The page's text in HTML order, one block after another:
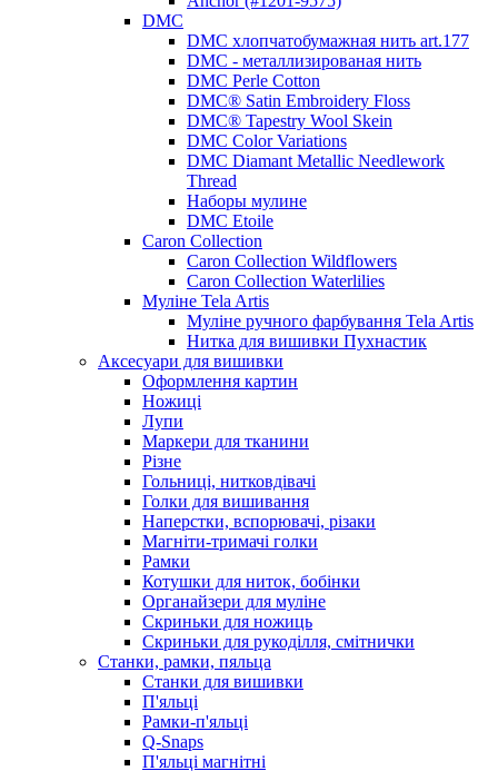
DMC
DMC хлопчатобумажная нить art.177
DMC - металлизированая нить
DMC Perle Cotton
DMC® Satin Embroidery Floss
DMC® Tapestry Wool Skein
DMC Color Variations
DMC Diamant Metallic Needlework
Thread
Наборы мулине
DMC Etoile
Caron Collection
Caron Collection Wildflowers
Caron Collection Waterlilies
Муліне Tela Artis
Муліне ручного фарбування Tela Artis
Нитка для вишивки Пухнастик
Аксесуари для вишивки
Оформлення картин
Ножиці
Лупи
Маркери для тканини
Різне
Гольниці, нитковдівачі
Голки для вишивання
Наперстки, вспорювачі, різаки
Магніти-тримачі голки
Рамки
Котушки для ниток, бобінки
Органайзери для муліне
Скриньки для ножиць
Скриньки для рукоділля, смітнички
Станки, рамки, пяльца
Станки для вишивки
П'яльці
Рамки-п'яльці
Q-Snaps
П'яльці магнітні